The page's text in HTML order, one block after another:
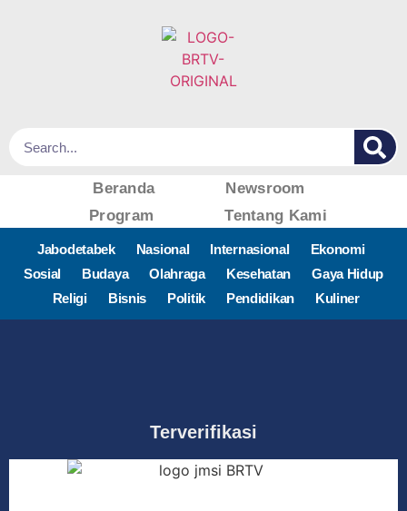
Beranda
Newsroom
Program
Tentang Kami
Jabodetabek Nasional Internasional
Ekonomi
Sosial
Budaya Olahraga Kesehatan
Gaya Hidup
Religi
Bisnis Politik Pendidikan Kuliner
Terverifikasi